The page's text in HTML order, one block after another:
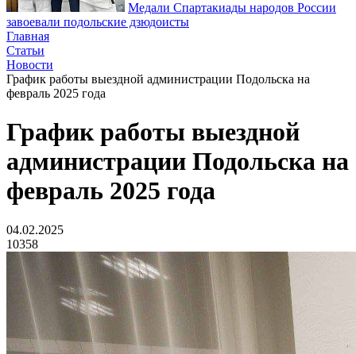
Медали Спартакиады народов России
завоевали подольские дзюдоисты
Главная
Статьи
Новости
График работы выездной администрации Подольска на
февраль 2025 года
График работы выездной
администрации Подольска на
февраль 2025 года
04.02.2025
10358